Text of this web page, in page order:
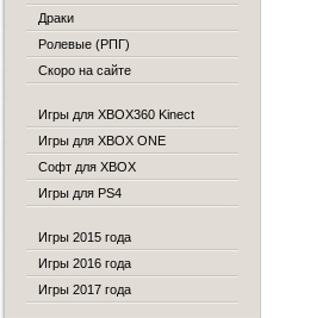
Драки
Ролевые (РПГ)
Скоро на сайте
Игры для XBOX360 Kinect
Игры для XBOX ONE
Софт для XBOX
Игры для PS4
Игры 2015 года
Игры 2016 года
Игры 2017 года